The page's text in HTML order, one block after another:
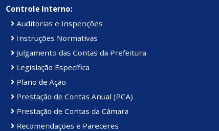
Controle Interno:
Auditorias e Inspenções
Instruções Normativas
Julgamento das Contas da Prefeitura
Legislação Específica
Plano de Ação
Prestação de Contas Anual (PCA)
Prestação de Contas da Câmara
Recomendações e Pareceres